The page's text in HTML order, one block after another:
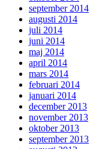
september 2014
augusti 2014
juli 2014
juni 2014
maj 2014
april 2014
mars 2014
februari 2014
januari 2014
december 2013
november 2013
oktober 2013
september 2013